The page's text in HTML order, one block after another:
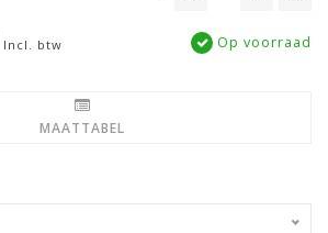
Incl. btw Op voorraad
MAATTABEL